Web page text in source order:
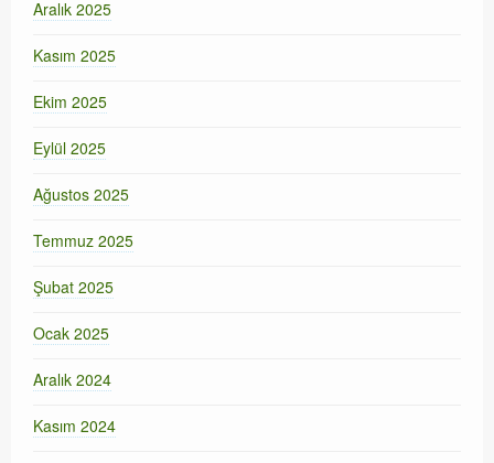
Aralık 2025
Kasım 2025
Ekim 2025
Eylül 2025
Ağustos 2025
Temmuz 2025
Şubat 2025
Ocak 2025
Aralık 2024
Kasım 2024